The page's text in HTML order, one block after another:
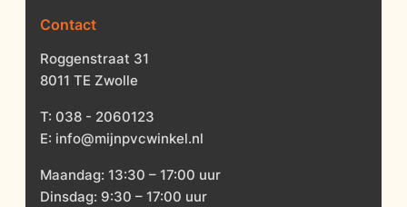
Contact
Roggenstraat 31
8011 TE Zwolle
T: 038 - 2060123
E: info@mijnpvcwinkel.nl
Maandag: 13:30 – 17:00 uur
Dinsdag: 9:30 – 17:00 uur